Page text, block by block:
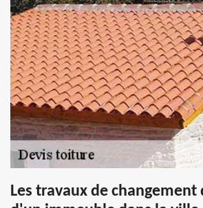
Les travaux de